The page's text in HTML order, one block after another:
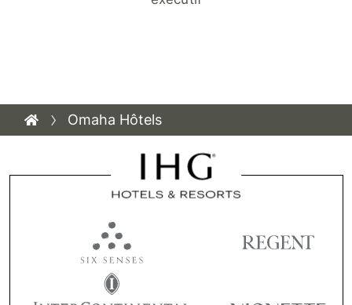
Omaha Hôtels